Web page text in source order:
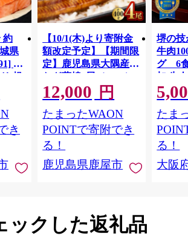
約
県
鮭
規
ケ
身
弁
鮭
き
【10/1(木)より寄附金
額改定予定】【期間限
定】鹿児島県大隅産う
なぎ蒲焼4尾（400g）
12,000 円
たまったWAON
POINTで寄附でき
る！
鹿児島県鹿屋市
堺の技
牛肉
グ 6
加 牛
ット 6
メ 温
菜 簡
すめ
取り
料 ふ
堺市】
たま
る！
大阪
ックした返礼品